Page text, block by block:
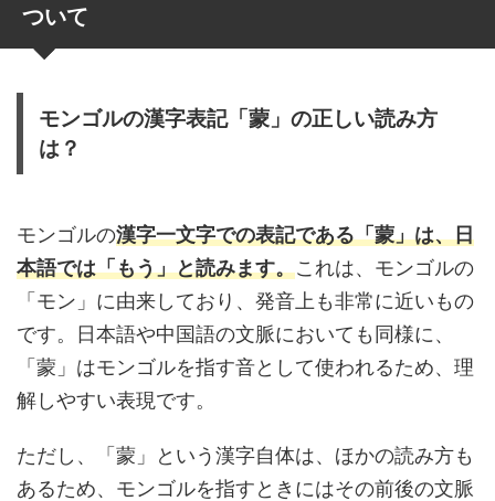
ついて
モンゴルの漢字表記「蒙」の正しい読み方
は？
モンゴルの漢字一文字での表記である「蒙」は、日
本語では「もう」と読みます。これは、モンゴルの
「モン」に由来しており、発音上も非常に近いもの
です。日本語や中国語の文脈においても同様に、
「蒙」はモンゴルを指す音として使われるため、理
解しやすい表現です。
ただし、「蒙」という漢字自体は、ほかの読み方も
あるため、モンゴルを指すときにはその前後の文脈